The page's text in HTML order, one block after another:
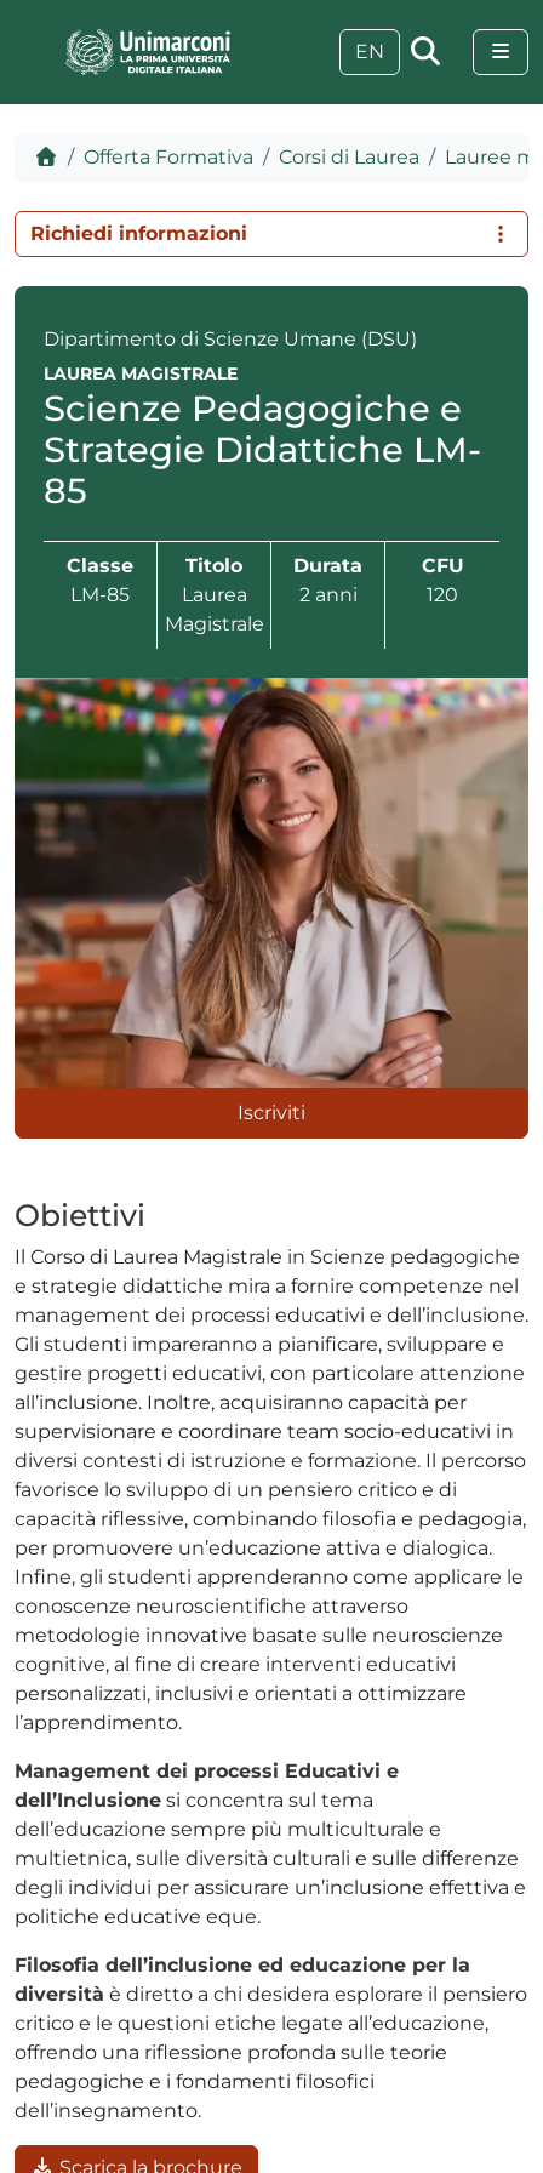
EN
Home
Offerta Formativa Corsi di Laurea Lauree
Iscriviti
Dipartimento di Scienze Umane (DSU)
LAUREA MAGISTRALE
Scienze Pedagogiche e
Strategie Didattiche LM-
85
Classe
LM-85
Titolo
Laurea
Magistrale
Durata
2 anni
CFU
120
Obiettivi
Il Corso di Laurea Magistrale in Scienze pedagogiche
e strategie didattiche mira a fornire competenze nel
management dei processi educativi e dell’inclusione.
Gli studenti impareranno a pianificare, sviluppare e
gestire progetti educativi, con particolare attenzione
all’inclusione. Inoltre, acquisiranno capacità per
supervisionare e coordinare team socio-educativi in
diversi contesti di istruzione e formazione. Il percorso
favorisce lo sviluppo di un pensiero critico e di
capacità riflessive, combinando filosofia e pedagogia,
per promuovere un’educazione attiva e dialogica.
Infine, gli studenti apprenderanno come applicare le
conoscenze neuroscientifiche attraverso
metodologie innovative basate sulle neuroscienze
cognitive, al fine di creare interventi educativi
personalizzati, inclusivi e orientati a ottimizzare
l’apprendimento.
Management dei processi Educativi e
dell’Inclusione si concentra sul tema
dell’educazione sempre più multiculturale e
multietnica, sulle diversità culturali e sulle differenze
degli individui per assicurare un’inclusione effettiva e
politiche educative eque.
Filosofia dell’inclusione ed educazione per la
diversità è diretto a chi desidera esplorare il pensiero
critico e le questioni etiche legate all’educazione,
offrendo una riflessione profonda sulle teorie
pedagogiche e i fondamenti filosofici
dell’insegnamento.
Scarica la brochure
Richiedi informazioni